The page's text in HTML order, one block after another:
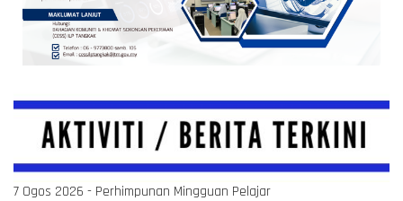
7 Ogos 2026 - Perhimpunan Mingguan Pelajar